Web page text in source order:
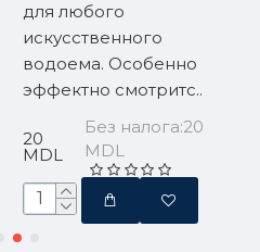
для любого
искусственного
водоема. Особенно
эффектно смотритс..
20
MDL
Без налога:20
MDL